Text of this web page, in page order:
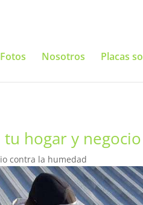
Fotos Nosotros Placas
hogar y
contra la humedad